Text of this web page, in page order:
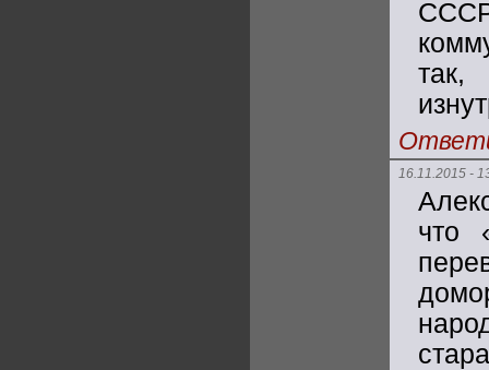
так,
16.11.2015 -
что